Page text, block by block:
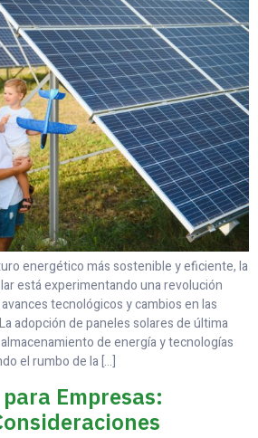
energético más sostenible y eficiente, la
está experimentando una revolución
tecnológicos y cambios en las
adopción de paneles solares de última
de energía y tecnologías
el rumbo de la […]
Empresas: